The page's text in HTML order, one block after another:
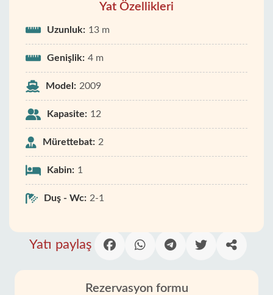
Yat Özellikleri
Uzunluk: 13 m
Genişlik: 4 m
Model: 2009
Kapasite: 12
Mürettebat: 2
Kabin: 1
Duş - Wc: 2-1
Yatı paylaş
Rezervasyon formu